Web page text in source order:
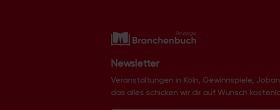
Newsletter
Veranstaltungen in Köln, Gewinnspiele,
das alles schicken wir dir auf Wunsch